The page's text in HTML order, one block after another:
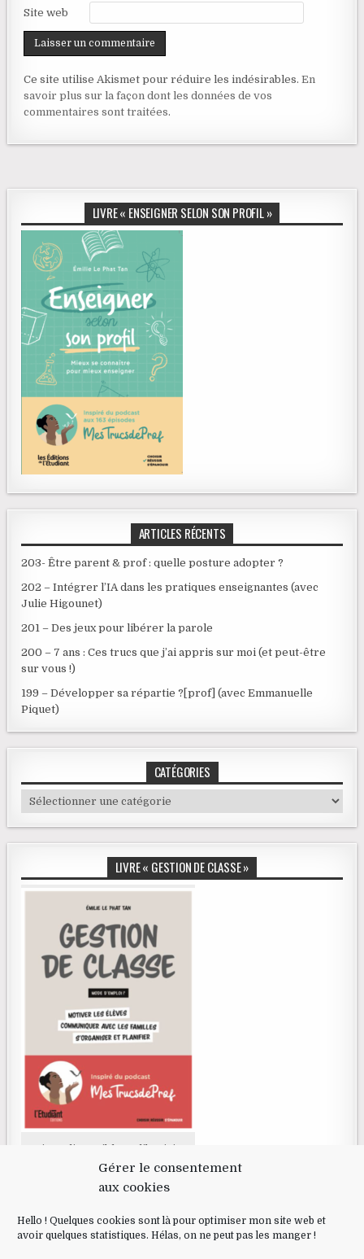
Gérer le consentement
aux cookies
Hello ! Quelques cookies sont là pour optimiser mon site web et
avoir quelques statistiques. Hélas, on ne peut pas les manger !
Site web
Ce site utilise Akismet pour réduire les indésirables.En
savoir plus sur la façon dont les données de vos
commentaires sont traitées.
LIVRE « ENSEIGNER SELON SON PROFIL »
ARTICLES RÉCENTS
203- Être parent & prof : quelle posture adopter ?
202 – Intégrer l’IA dans les pratiques enseignantes (avec
Julie Higounet)
201 – Des jeux pour libérer la parole
200 – 7 ans : Ces trucs que j’ai appris sur moi (et peut-être
sur vous !)
199 – Développer sa répartie ?[prof] (avec Emmanuelle
Piquet)
CATÉGORIES
Catégories
LIVRE « GESTION DE CLASSE »
Livre disponible en librairie
RECHERCHE